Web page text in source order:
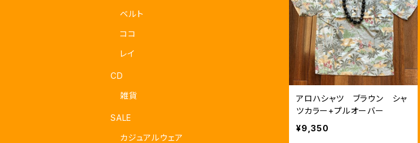
アロハシャツ ブラウン シャ
ツカラー+プルオーバー
¥9,350
ベルト
ココ
レイ
CD
雑貨
SALE
カジュアルウェア